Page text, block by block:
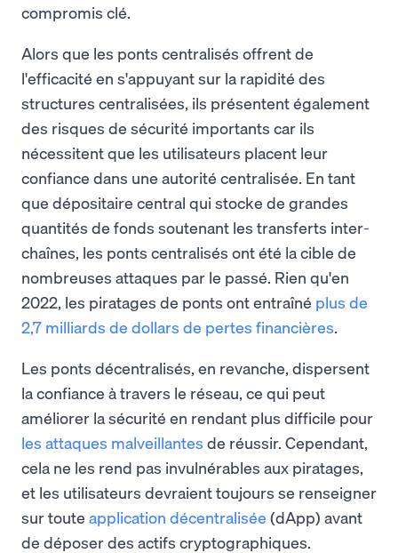
compromis clé.
Alors que les ponts centralisés offrent de
l'efficacité en s'appuyant sur la rapidité des
structures centralisées, ils présentent également
des risques de sécurité importants car ils
nécessitent que les utilisateurs placent leur
confiance dans une autorité centralisée. En tant
que dépositaire central qui stocke de grandes
quantités de fonds soutenant les transferts inter-
chaînes, les ponts centralisés ont été la cible de
nombreuses attaques par le passé. Rien qu'en
2022, les piratages de ponts ont entraîné plus de
2,7 milliards de dollars de pertes financières.
Les ponts décentralisés, en revanche, dispersent
la confiance à travers le réseau, ce qui peut
améliorer la sécurité en rendant plus difficile pour
les attaques malveillantes de réussir. Cependant,
cela ne les rend pas invulnérables aux piratages,
et les utilisateurs devraient toujours se renseigner
sur toute application décentralisée (dApp) avant
de déposer des actifs cryptographiques.